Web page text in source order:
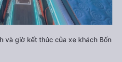
và giờ kết thúc của xe khách Bốn